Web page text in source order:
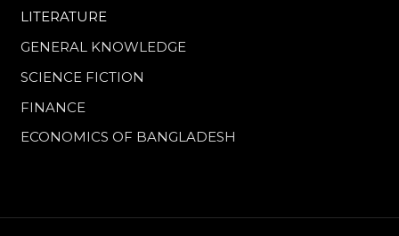
LITERATURE
GENERAL KNOWLEDGE
SCIENCE FICTION
FINANCE
ECONOMICS OF BANGLADESH